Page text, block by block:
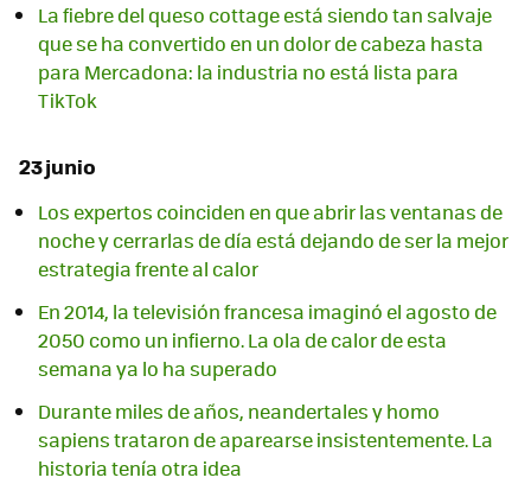
La fiebre del queso cottage está siendo tan salvaje
que se ha convertido en un dolor de cabeza hasta
para Mercadona: la industria no está lista para
TikTok
23 junio
Los expertos coinciden en que abrir las ventanas de
noche y cerrarlas de día está dejando de ser la mejor
estrategia frente al calor
En 2014, la televisión francesa imaginó el agosto de
2050 como un infierno. La ola de calor de esta
semana ya lo ha superado
Durante miles de años, neandertales y homo
sapiens trataron de aparearse insistentemente. La
historia tenía otra idea